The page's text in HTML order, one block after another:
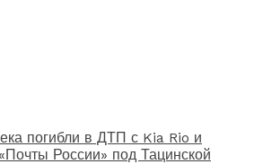
погибли в ДТП с Kia Rio и
России» под Тацинской